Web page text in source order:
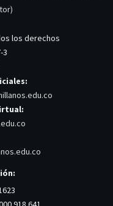
los derechos
3